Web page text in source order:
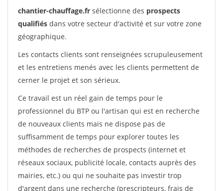
chantier-chauffage.fr sélectionne des prospects
qualifiés dans votre secteur d'activité et sur votre zone
géographique.
Les contacts clients sont renseignées scrupuleusement
et les entretiens menés avec les clients permettent de
cerner le projet et son sérieux.
Ce travail est un réel gain de temps pour le
professionnel du BTP ou l'artisan qui est en recherche
de nouveaux clients mais ne dispose pas de
suffisamment de temps pour explorer toutes les
méthodes de recherches de prospects (internet et
réseaux sociaux, publicité locale, contacts auprès des
mairies, etc.) ou qui ne souhaite pas investir trop
d'argent dans une recherche (prescripteurs, frais de